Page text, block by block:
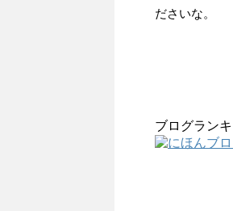
ださいな。
ブログラン